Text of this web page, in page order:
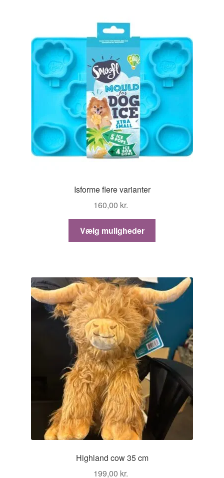
Isforme flere varianter
160,00 kr.
Vælg muligheder
varianter.
Mulighederne
kan
vælges
på
varesiden
Highland cow 35 cm
199,00 kr.